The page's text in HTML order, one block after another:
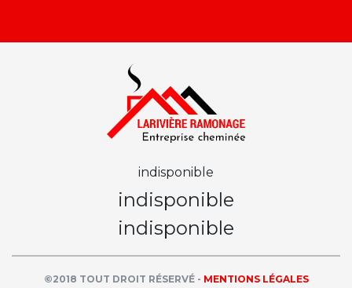
indisponible
indisponible
indisponible
©2018 TOUT DROIT RÉSERVÉ - MENTIONS LÉGALES